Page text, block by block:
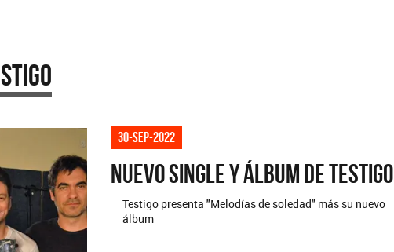
30-sep-2022
Nuevo single y álbum de Testigo
Testigo presenta "Melodías de soledad" más su nuevo
álbum